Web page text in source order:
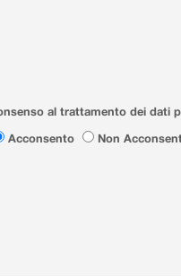
al trattamento dei dati
Acconsento
Non